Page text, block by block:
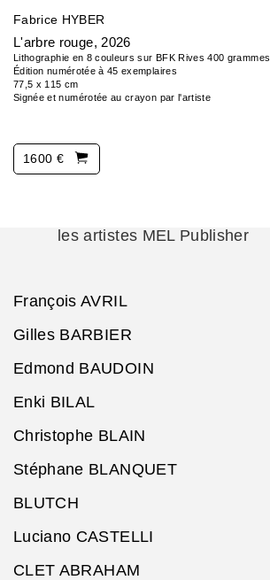
Fabrice HYBER
L'arbre rouge, 2026
Lithographie en 8 couleurs sur BFK Rives 400 grammes
Édition numérotée à 45 exemplaires
77,5 x 115 cm
Signée et numérotée au crayon par l'artiste
1600 €
les artistes MEL Publisher
François AVRIL
Gilles BARBIER
Edmond BAUDOIN
Enki BILAL
Christophe BLAIN
Stéphane BLANQUET
BLUTCH
Luciano CASTELLI
CLET ABRAHAM